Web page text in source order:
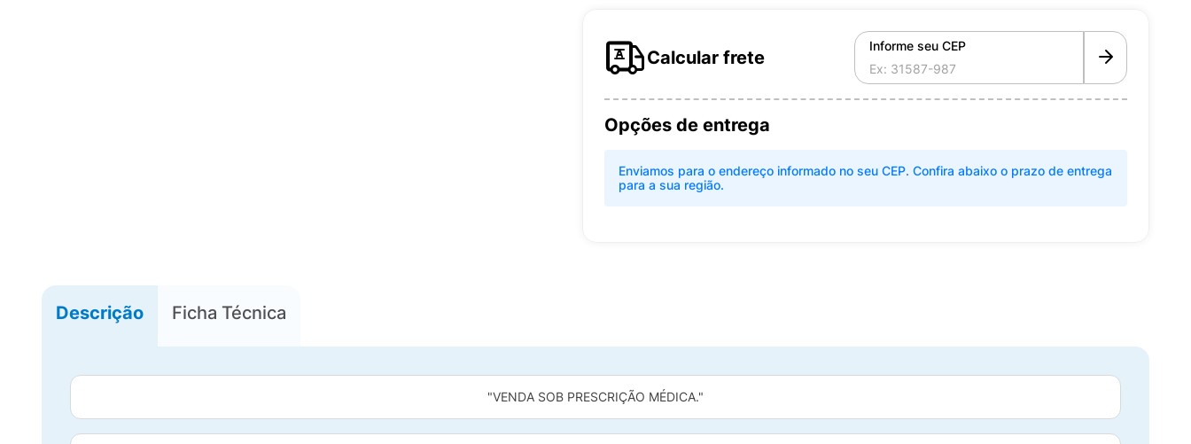
Calcular frete
Informe seu CEP
Opções de entrega
Enviamos para o endereço informado no seu CEP. Confira abaixo o prazo de entrega
para a sua região.
Descrição Ficha Técnica
"VENDA SOB PRESCRIÇÃO MÉDICA."